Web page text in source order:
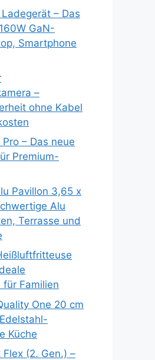
Ladegerät – Das
GaN-
Smartphone
–
ohne Kabel
– Das neue
Premium-
Pavillon 3,65 x
Alu
Terrasse und
Familien
One 20 cm
Küche
(2. Gen.) –